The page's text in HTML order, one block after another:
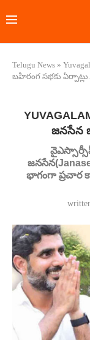
Telugu News »
బహిరంగ సభకు
జనసేన
భాగంగా ప్రచార